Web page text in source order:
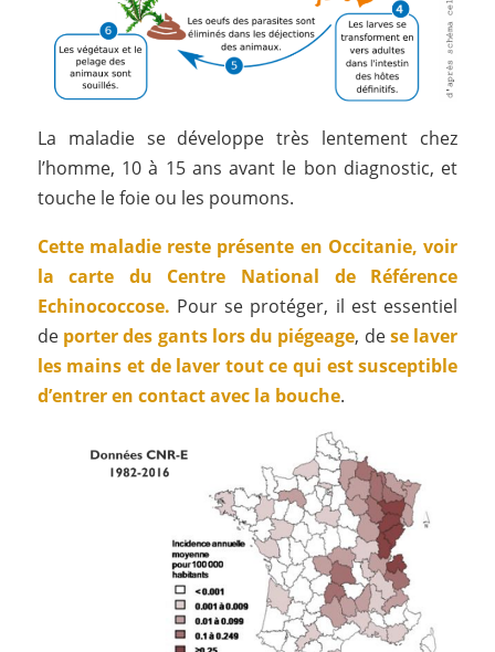
La maladie se développe très lentement chez
l’homme, 10 à 15 ans avant le bon diagnostic, et
touche le foie ou les poumons.
Cette maladie reste présente en Occitanie, voir
la carte du Centre National de Référence
Echinococcose. Pour se protéger, il est essentiel
de porter des gants lors du piégeage, dese laver
les mains et de laver tout ce qui est susceptible
d’entrer en contact avec la bouche.